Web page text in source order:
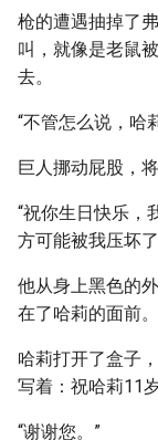
枪的遭遇抽掉了
叫，就像是老鼠
去。
“不管怎么说，哈
巨人挪动屁股，
“祝你生日快乐，
方可能被我压坏
他从身上黑色的
在了哈莉的面前。
哈莉打开了盒子
写着：祝哈莉11
“谢谢您。”